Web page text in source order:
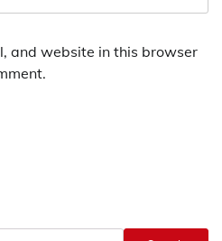
and website in this browser